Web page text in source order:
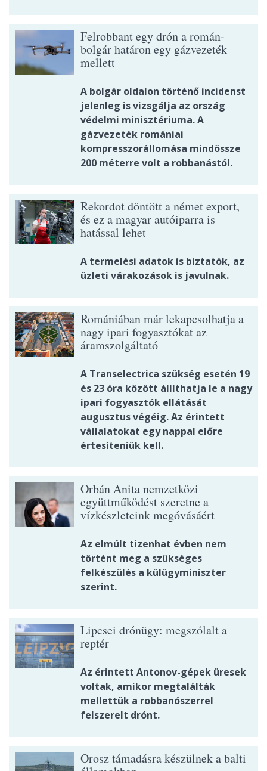
Felrobbant egy drón a román-
bolgár határon egy gázvezeték
mellett
A bolgár oldalon történő incidenst
jelenleg is vizsgálja az ország
védelmi minisztériuma. A
gázvezeték romániai
kompresszorállomása mindössze
200 méterre volt a robbanástól.
Rekordot döntött a német export,
és ez a magyar autóiparra is
hatással lehet
A termelési adatok is biztatók, az
üzleti várakozások is javulnak.
Romániában már lekapcsolhatja a
nagy ipari fogyasztókat az
áramszolgáltató
A Transelectrica szükség esetén 19
és 23 óra között állíthatja le a nagy
ipari fogyasztók ellátását
augusztus végéig. Az érintett
vállalatokat egy nappal előre
értesíteniük kell.
Orbán Anita nemzetközi
együttműködést szeretne a
vízkészleteink megóvásáért
Az elmúlt tizenhat évben nem
történt meg a szükséges
felkészülés a külügyminiszter
szerint.
Lipcsei drónügy: megszólalt a
reptér
Az érintett Antonov-gépek üresek
voltak, amikor megtalálták
mellettük a robbanószerrel
felszerelt drónt.
Orosz támadásra készülnek a balti